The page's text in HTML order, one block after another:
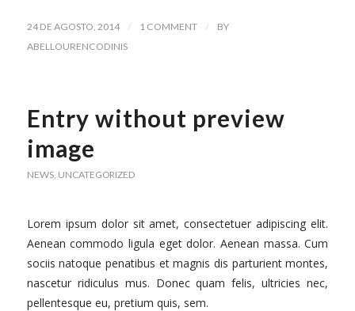
24 DE AGOSTO, 2014 / 1 COMMENT /
BY
ABELLOURENCODINIS
Entry without preview
image
NEWS, UNCATEGORIZED
Lorem ipsum dolor sit amet, consectetuer adipiscing elit.
Aenean commodo ligula eget dolor. Aenean massa. Cum
sociis natoque penatibus et magnis dis parturient montes,
nascetur ridiculus mus. Donec quam felis, ultricies nec,
pellentesque eu, pretium quis, sem.